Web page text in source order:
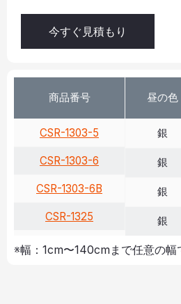
今すぐ見積もり
商品番号
CSR-1303-5
CSR-1303-6
CSR-1303-6B
CSR-1325
昼の色
銀
銀
銀
銀
※幅：1cm〜140cmまで任意の幅